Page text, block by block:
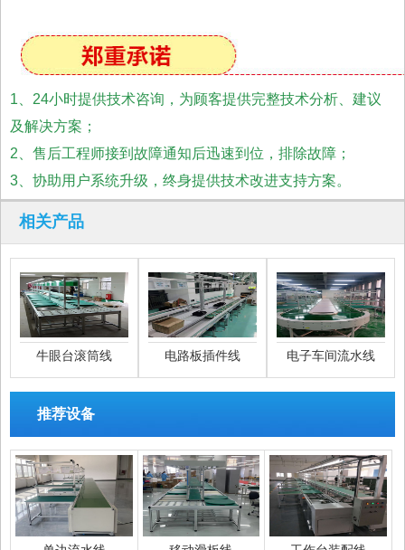
1、24小时提供技术咨询，为顾客提供完整技术分析、建议
及解决方案；
2、售后工程师接到故障通知后迅速到位，排除故障；
3、协助用户系统升级，终身提供技术改进支持方案。
相关产品
牛眼台滚筒线 电路板插件线 电子车间流水线
推荐设备